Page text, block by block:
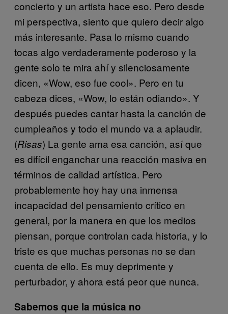
concierto y un artista hace eso. Pero desde
mi perspectiva, siento que quiero decir algo
más interesante. Pasa lo mismo cuando
tocas algo verdaderamente poderoso y la
gente solo te mira ahí y silenciosamente
dicen, «Wow, eso fue cool». Pero en tu
cabeza dices, «Wow, lo están odiando». Y
después puedes cantar hasta la canción de
cumpleaños y todo el mundo va a aplaudir.
(Risas) La gente ama esa canción, así que
es difícil enganchar una reacción masiva en
términos de calidad artística. Pero
probablemente hoy hay una inmensa
incapacidad del pensamiento crítico en
general, por la manera en que los medios
piensan, porque controlan cada historia, y lo
triste es que muchas personas no se dan
cuenta de ello. Es muy deprimente y
perturbador, y ahora está peor que nunca.
Sabemos que la música no